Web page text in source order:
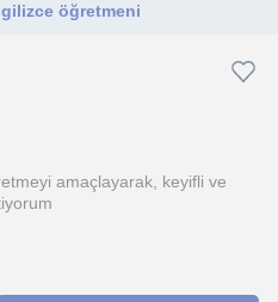
öğretmeni
amaçlayarak, keyifli ve